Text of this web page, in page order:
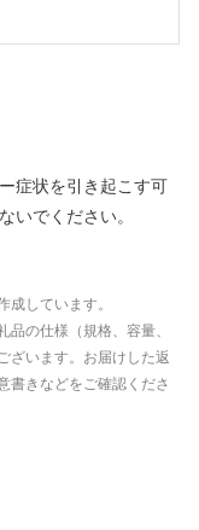
症状を引き起こす可
いでください。
しています。
の仕様（規格、容量、
ざいます。お届けした返
書きなどをご確認くださ